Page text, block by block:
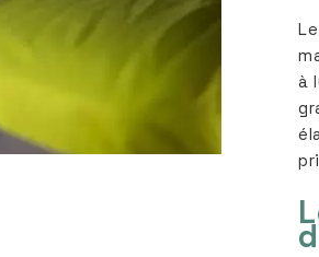
Le
à